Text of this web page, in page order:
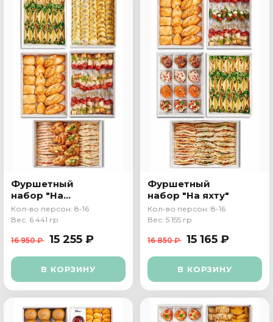
Фуршетный
набор "На
пикник"
Кол-во персон: 8-16
Вес: 6 441 гр
16 950 ₽ 15 255 ₽
В КОРЗИНУ
Фуршетный
набор "На яхту"
Кол-во персон: 8-16
Вес: 5 155 гр
16 850 ₽ 15 165 ₽
В КОРЗИНУ